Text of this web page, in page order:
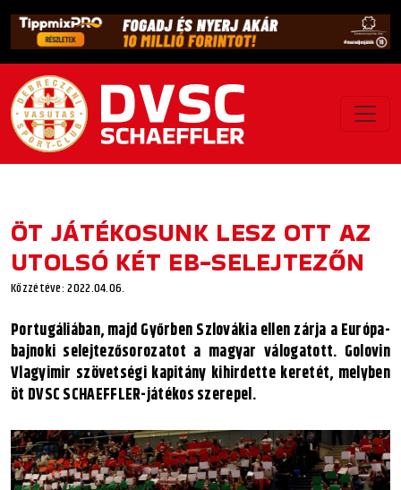
ÖT JÁTÉKOSUNK LESZ OTT AZ
UTOLSÓ KÉT EB-SELEJTEZŐN
Közzétéve: 2022.04.06.
Portugáliában, majd Győrben Szlovákia ellen zárja a Európa-
bajnoki selejtezősorozatot a magyar válogatott. Golovin
Vlagyimir szövetségi kapitány kihirdette keretét, melyben
öt DVSC SCHAEFFLER-játékos szerepel.